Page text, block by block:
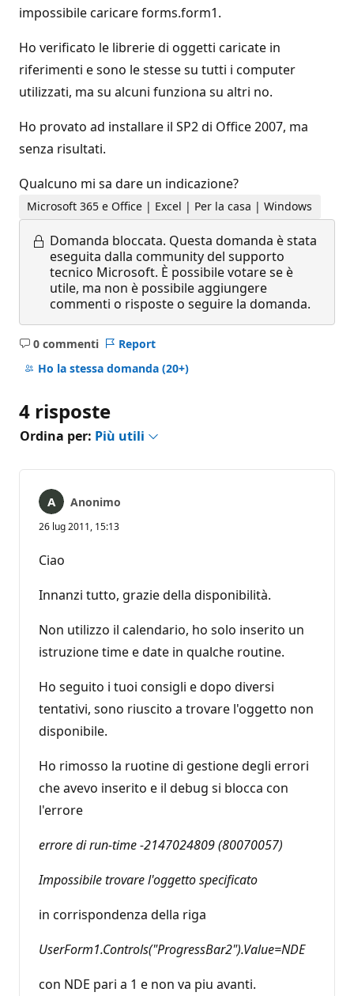
impossibile caricare forms.form1.
Ho verificato le librerie di oggetti caricate in
riferimenti e sono le stesse su tutti i computer
utilizzati, ma su alcuni funziona su altri no.
Ho provato ad installare il SP2 di Office 2007, ma
senza risultati.
Qualcuno mi sa dare un indicazione?
Microsoft 365 e Office | Excel | Per la casa | Windows
Domanda bloccata. Questa domanda è stata
eseguita dalla community del supporto
tecnico Microsoft. È possibile votare se è
utile, ma non è possibile aggiungere
commenti o risposte o seguire la domanda.
0 commenti
Nessun
commento
Report
Ho la stessa domanda (20+)
4 risposte
Ordina per: Più utili
Anonimo
26 lug 2011, 15:13
Ciao
Innanzi tutto, grazie della disponibilità.
Non utilizzo il calendario, ho solo inserito un
istruzione time e date in qualche routine.
Ho seguito i tuoi consigli e dopo diversi
tentativi, sono riuscito a trovare l'oggetto non
disponibile.
Ho rimosso la ruotine di gestione degli errori
che avevo inserito e il debug si blocca con
l'errore
errore di run-time -2147024809 (80070057)
Impossibile trovare l'oggetto specificato
in corrispondenza della riga
UserForm1.Controls("ProgressBar2").Value=NDE
con NDE pari a 1 e non va piu avanti.